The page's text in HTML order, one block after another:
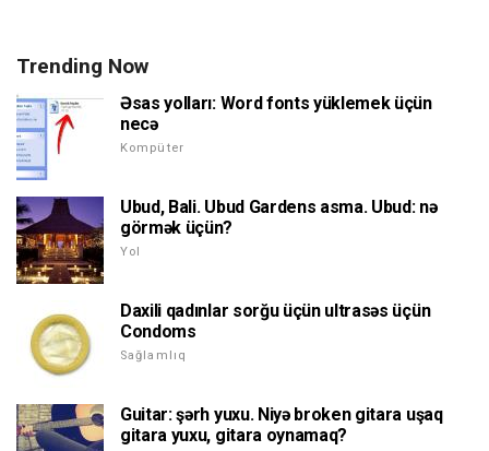
Trending Now
Əsas yolları: Word fonts yüklemek üçün
necə
Kompüter
Ubud, Bali. Ubud Gardens asma. Ubud: nə
görmək üçün?
Yol
Daxili qadınlar sorğu üçün ultrasəs üçün
Condoms
Sağlamlıq
Guitar: şərh yuxu. Niyə broken gitara uşaq
gitara yuxu, gitara oynamaq?